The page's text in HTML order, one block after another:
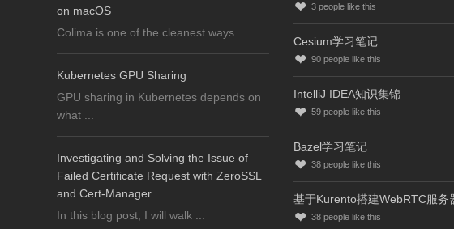
on macOS
Colima is one of the cleanest ways ...
Kubernetes GPU Sharing
GPU sharing in Kubernetes depends on
what ...
Investigating and Solving the Issue of
Failed Certificate Request with ZeroSSL
and Cert-Manager
In this blog post, I will walk ...
3 people like this
Cesium学习笔记
90 people like this
IntelliJ IDEA知识集锦
59 people like this
Bazel学习笔记
38 people like this
基于Kurento搭建WebRTC服务
38 people like this